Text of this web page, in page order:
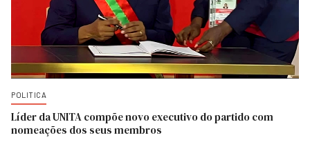
POLITICA
Líder da UNITA compõe novo executivo do partido com
nomeações dos seus membros